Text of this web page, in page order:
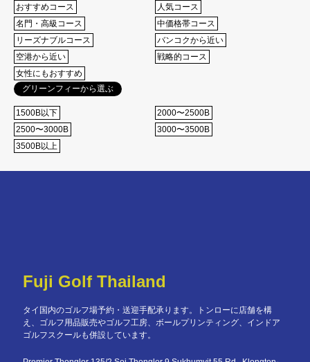
おすすめコース
⼈気コース
名⾨・⾼級コース
中価格帯コース
リーズナブルコース
バンコクから近い
空港から近い
戦略的コース
女性にもおすすめ
グリーンフィーから選ぶ
1500B以下
2000〜2500B
2500〜3000B
3000〜3500B
3500B以上
Fuji Golf Thailand
タイ国内のゴルフ場予約・送迎手配承ります。トンローに店舗を構
え、ゴルフ用品販売やゴルフ工房、ボールプリンティング、インドア
ゴルフスクールも併設しています。